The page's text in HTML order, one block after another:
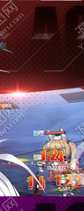
乱斗
角色
查看